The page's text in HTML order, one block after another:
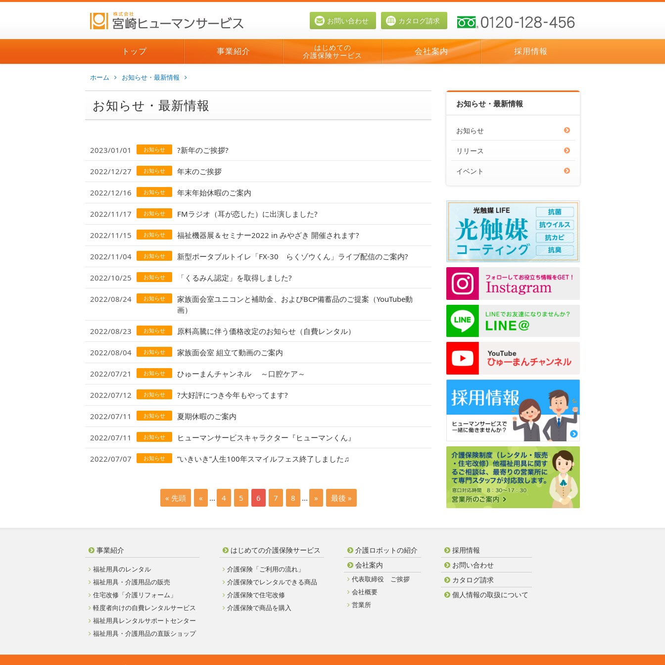
お問い合わせ カタログ請求
トップ 事業紹介
はじめての
介護保険サービス
会社案内 採用情報
ホーム お知らせ・最新情報
お知らせ・最新情報
2023/01/01 お知らせ ?新年のご挨拶?
2022/12/27 お知らせ 年末のご挨拶
2022/12/16 お知らせ 年末年始休暇のご案内
2022/11/17 お知らせ FMラジオ（耳が恋した）に出演しました?
2022/11/15 お知らせ 福祉機器展＆セミナー2022 in みやざき 開催されます?
2022/11/04 お知らせ 新型ポータブルトイレ「FX-30 らくゾウくん」ライブ配信のご案内?
2022/10/25 お知らせ 「くるみん認定」を取得しました?
2022/08/24 お知らせ
家族面会室ユニコンと補助金、およびBCP備蓄品のご提案（YouTube動
画）
2022/08/23 お知らせ 原料高騰に伴う価格改定のお知らせ（自費レンタル）
2022/08/04 お知らせ 家族面会室 組立て動画のご案内
2022/07/21 お知らせ ひゅーまんチャンネル ～口腔ケア～
2022/07/12 お知らせ ?大好評につき今年もやってます?
2022/07/11 お知らせ 夏期休暇のご案内
2022/07/11 お知らせ ヒューマンサービスキャラクター『ヒューマンくん』
2022/07/07 お知らせ ”いきいき”人生100年スマイルフェス終了しました♫
« 先頭 « ... 4 5 6 7 8 ... » 最後 »
お知らせ・最新情報
お知らせ
リリース
イベント
事業紹介
福祉用具のレンタル
福祉用具・介護用品の販売
住宅改修「介護リフォーム」
軽度者向けの自費レンタルサービス
福祉用具レンタルサポートセンター
福祉用具・介護用品の直販ショップ
はじめての介護保険サービス
介護保険「ご利用の流れ」
介護保険でレンタルできる商品
介護保険で住宅改修
介護保険で商品を購入
介護ロボットの紹介
会社案内
代表取締役 ご挨拶
会社概要
営業所
採用情報
お問い合わせ
カタログ請求
個人情報の取扱について